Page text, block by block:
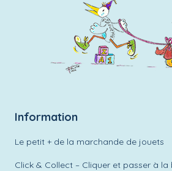
Information
Le petit + de la marchande de jouets
Click & Collect – Cliquer et passer à